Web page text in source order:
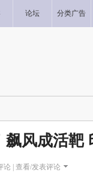
论坛 分类广告
飙风成活靶
论 | 查看/发表评论